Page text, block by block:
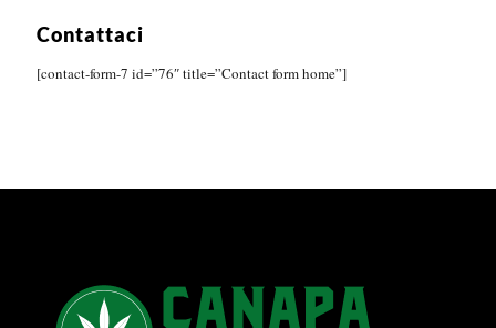
Contattaci
[contact-form-7 id=”76″ title=”Contact form home”]